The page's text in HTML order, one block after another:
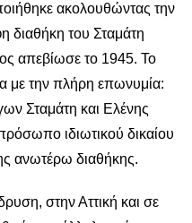
ακολουθώντας την
διαθήκη του Σταμάτη
απεβίωσε το 1945. Το
με την πλήρη επωνυμία:
Σταμάτη και Ελένης
ιδιωτικού δικαίου
ανωτέρω διαθήκης.
στην Αττική και σε